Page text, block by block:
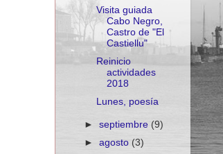
Visita guiada
Cabo Negro,
Castro de "El
Castiellu"
Reinicio
actividades
2018
Lunes, poesía
►septiembre (9)
►agosto(3)